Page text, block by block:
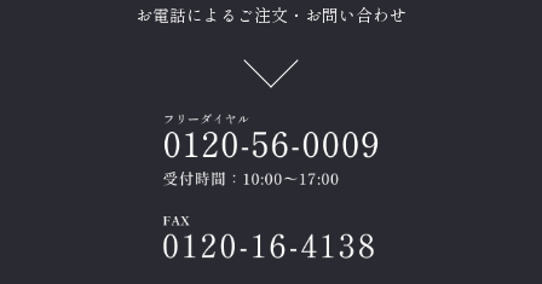
お電話によるご注文・お問い合わせ